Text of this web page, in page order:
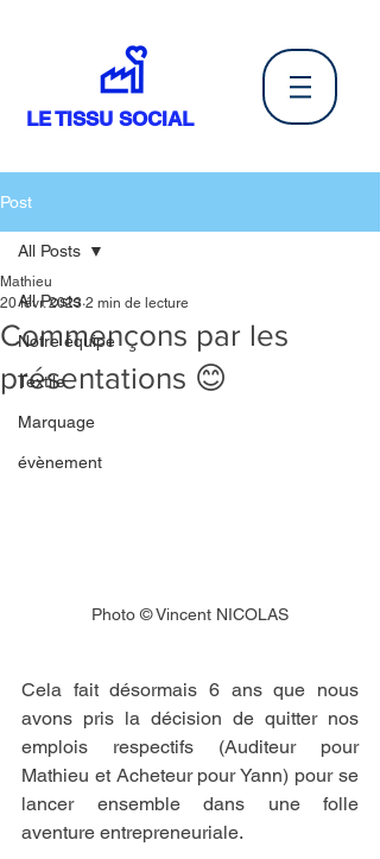
LE TISSU SOCIAL
Post
All Posts
Notre équipe
Textile
Marquage
évènement
All Posts
Commençons par les
présentations 😊
Mathieu
20 févr. 2023 2 min de lecture
Photo © Vincent NICOLAS
Cela fait désormais 6 ans que nous
avons pris la décision de quitter nos
emplois respectifs (Auditeur pour
Mathieu et Acheteur pour Yann) pour se
lancer ensemble dans une folle
aventure entrepreneuriale.